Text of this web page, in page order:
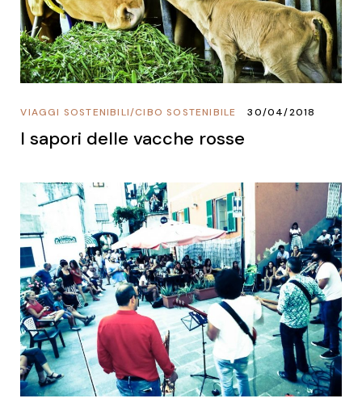
CIBO SOSTENIBILE
/
VIAGGI SOSTENIBILI 30/04/2018
I sapori delle vacche rosse